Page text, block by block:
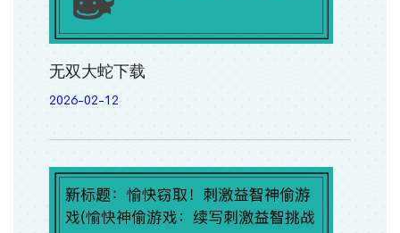
无双大蛇下载
2026-02-12